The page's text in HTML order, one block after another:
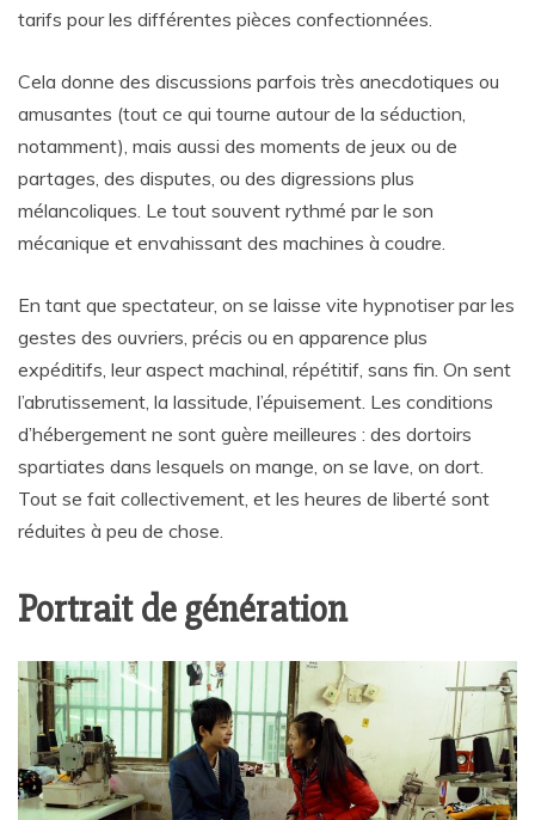
tarifs pour les différentes pièces confectionnées.
Cela donne des discussions parfois très anecdotiques ou
amusantes (tout ce qui tourne autour de la séduction,
notamment), mais aussi des moments de jeux ou de
partages, des disputes, ou des digressions plus
mélancoliques. Le tout souvent rythmé par le son
mécanique et envahissant des machines à coudre.
En tant que spectateur, on se laisse vite hypnotiser par les
gestes des ouvriers, précis ou en apparence plus
expéditifs, leur aspect machinal, répétitif, sans fin. On sent
l’abrutissement, la lassitude, l’épuisement. Les conditions
d’hébergement ne sont guère meilleures : des dortoirs
spartiates dans lesquels on mange, on se lave, on dort.
Tout se fait collectivement, et les heures de liberté sont
réduites à peu de chose.
Portrait de génération